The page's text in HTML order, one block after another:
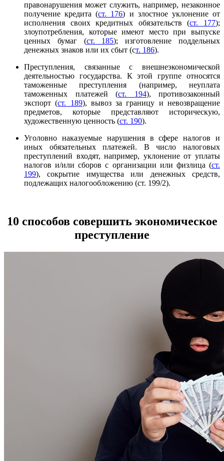
правонарушения может служить, например, незаконное
получение кредита (ст. 176) и злостное уклонение от
исполнения своих кредитных обязательств (ст. 177);
злоупотребления, которые имеют место при выпуске
ценных бумаг (ст. 185); изготовление поддельных
денежных знаков или их сбыт (ст. 186).
Преступления, связанные с внешнеэкономической
деятельностью государства. К этой группе относятся
таможенные преступления (например, неуплата
таможенных платежей (ст. 194), противозаконный
экспорт (ст. 189), вывоз за границу и невозвращение
предметов, которые представляют историческую,
художественную ценность (ст. 190).
Уголовно наказуемые нарушения в сфере налогов и
иных обязательных платежей. В число налоговых
преступлений входят, например, уклонение от уплаты
налогов и/или сборов с организации или физлица (ст.
199), сокрытие имущества или денежных средств,
подлежащих налогообложению (ст. 199/2).
10 способов совершить экономическое
преступление